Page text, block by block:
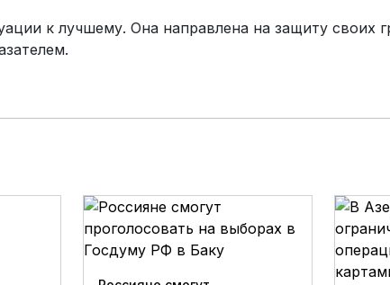
к лучшему. Она направлена на защиту своих